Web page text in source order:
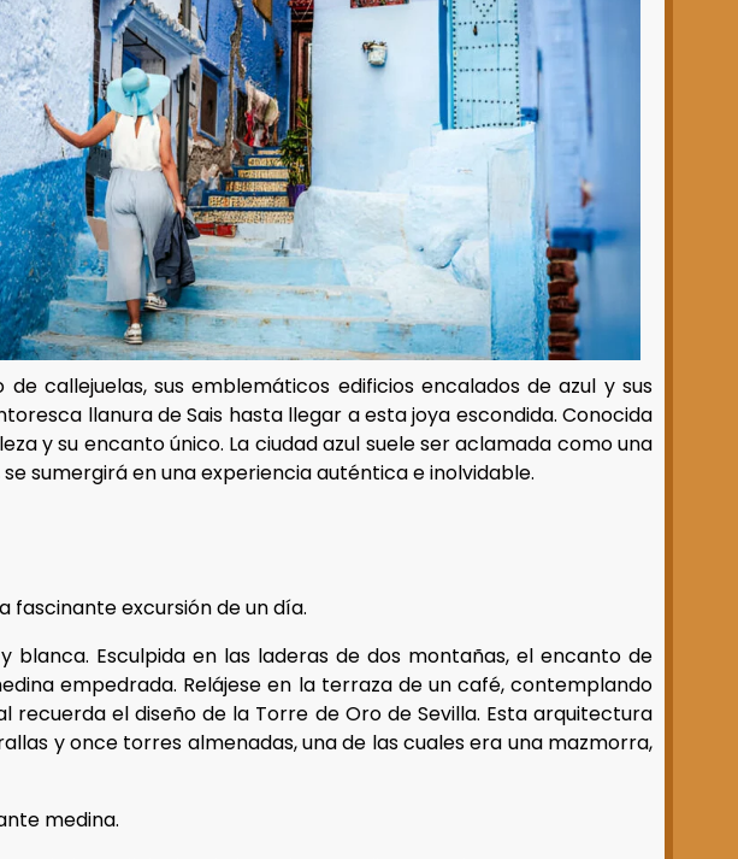
callejuelas, sus emblemáticos edificios encalados de azul y sus
llanura de Sais hasta llegar a esta joya escondida. Conocida
y su encanto único. La ciudad azul suele ser aclamada como una
sumergirá en una experiencia auténtica e inolvidable.
fascinante excursión de un día.
Esculpida en las laderas de dos montañas, el encanto de
empedrada. Relájese en la terraza de un café, contemplando
el diseño de la Torre de Oro de Sevilla. Esta arquitectura
y once torres almenadas, una de las cuales era una mazmorra,
medina.